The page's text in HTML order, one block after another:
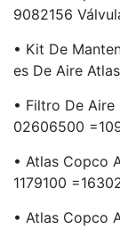
9082156
• Kit De
Es De Aire
• Filtro De
02606500
• Atlas Copco
1179100
• Atlas Copco